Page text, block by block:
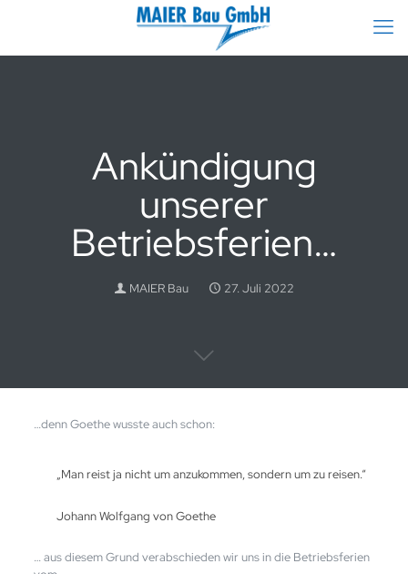
Ankündigung
unserer
Betriebsferien…
MAIER Bau 27. Juli 2022
…denn Goethe wusste auch schon:
„Man reist ja nicht um anzukommen, sondern um zu reisen.“
Johann Wolfgang von Goethe
… aus diesem Grund verabschieden wir uns in die Betriebsferien